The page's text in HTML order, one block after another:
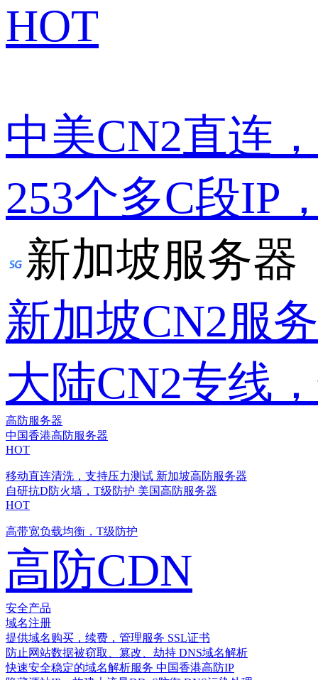
HOT
中美CN2直连
253个多C段IP
新加坡服务器
新加坡CN2服
大陆CN2专线
高防服务器
中国香港高防服务器
HOT
移动直连清洗，支持压力测试 新加坡高防服务器
自研抗D防火墙，T级防护 美国高防服务器
HOT
高带宽负载均衡，T级防护
高防CDN
安全产品
域名注册
提供域名购买，续费，管理服务 SSL证书
防止网站数据被窃取、篡改、劫持 DNS域名解析
快速安全稳定的域名解析服务 中国香港高防IP